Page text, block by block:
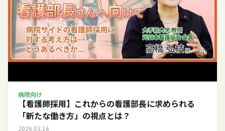
病院向け
【看護師採用】これからの看護部長に求められる
「新たな働き方」の視点とは？
2026.03.16